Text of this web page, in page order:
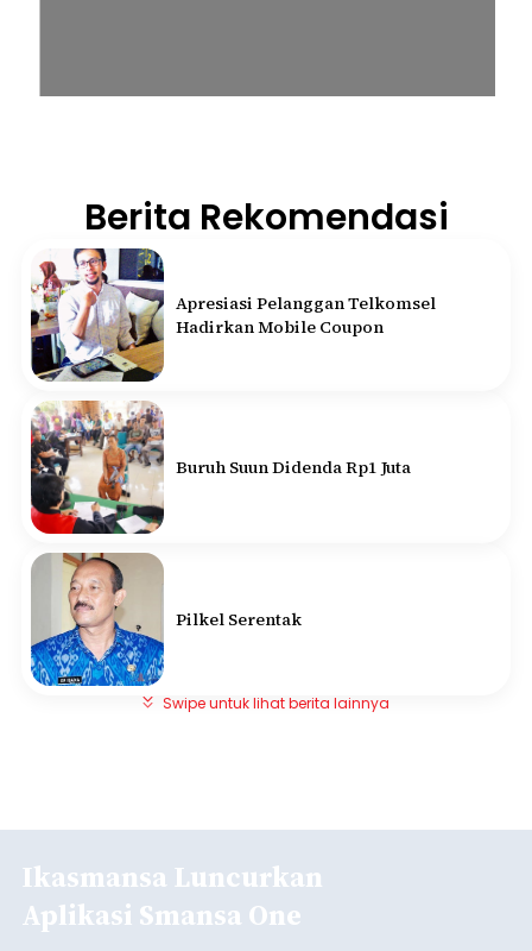
Berita Rekomendasi
Apresiasi Pelanggan Telkomsel
Hadirkan Mobile Coupon
Buruh Suun Didenda Rp1 Juta
Pilkel Serentak
Swipe untuk lihat berita lainnya
Ikasmansa Luncurkan
Aplikasi Smansa One